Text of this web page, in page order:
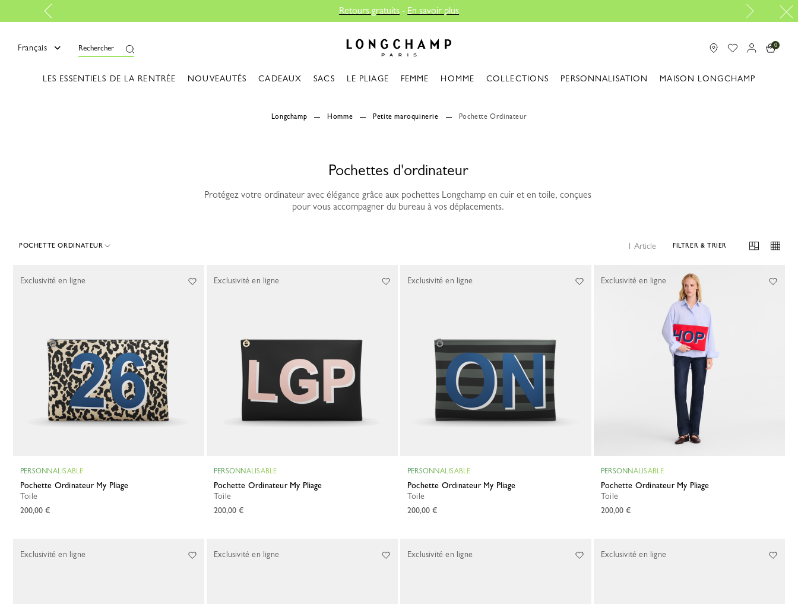
Retours gratuits-En savoir plus
Français Rechercher 0
LES ESSENTIELS DE LA RENTRÉE NOUVEAUTÉS CADEAUX SACS LE PLIAGE FEMME HOMME COLLECTIONS PERSONNALISATION MAISON LONGCHAMP
Longchamp Homme Petite maroquinerie Pochette Ordinateur
Pochettes d'ordinateur
Protégez votre ordinateur avec élégance grâce aux pochettes Longchamp en cuir et en toile, conçues
pour vous accompagner du bureau à vos déplacements.
POCHETTE ORDINATEUR 1 Article FILTRER & TRIER
PERSONNALISABLE
Pochette Ordinateur My Pliage
Toile
200,00 €
Exclusivité en ligne
PERSONNALISABLE
Pochette Ordinateur My Pliage
Toile
200,00 €
Exclusivité en ligne
PERSONNALISABLE
Pochette Ordinateur My Pliage
Toile
200,00 €
Exclusivité en ligne
PERSONNALISABLE
Pochette Ordinateur My Pliage
Toile
200,00 €
Exclusivité en ligne
Exclusivité en ligne Exclusivité en ligne Exclusivité en ligne Exclusivité en ligne